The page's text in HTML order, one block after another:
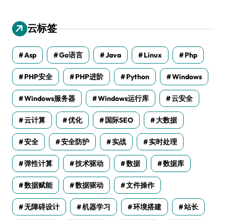
云标签
Asp Go语言 Java Linux Php
PHP安全 PHP进阶 Python Windows
Windows服务器 Windows运行库 云安全
云计算 优化 国际SEO 大数据
安全 安全防护 实战 实时处理
弹性计算 技术驱动 数据 数据库
数据赋能 数据驱动 文件操作
无障碍设计 机器学习 环境搭建 站长